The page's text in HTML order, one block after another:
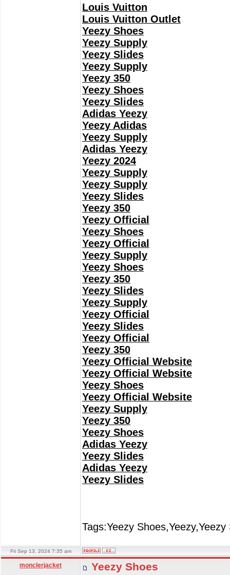
Louis Vuitton
Louis Vuitton Outlet
Yeezy Shoes
Yeezy Supply
Yeezy Slides
Yeezy Supply
Yeezy 350
Yeezy Shoes
Yeezy Slides
Adidas Yeezy
Yeezy Adidas
Yeezy Supply
Adidas Yeezy
Yeezy 2024
Yeezy Supply
Yeezy Supply
Yeezy Slides
Yeezy 350
Yeezy Official
Yeezy Shoes
Yeezy Official
Yeezy Supply
Yeezy Shoes
Yeezy 350
Yeezy Slides
Yeezy Supply
Yeezy Official
Yeezy Slides
Yeezy Official
Yeezy 350
Yeezy Official Website
Yeezy Official Website
Yeezy Shoes
Yeezy Official Website
Yeezy Supply
Yeezy 350
Yeezy Shoes
Adidas Yeezy
Yeezy Slides
Adidas Yeezy
Yeezy Slides
Tags:Yeezy
Fri Sep 13, 2024 7:35 am
monclerjacket Yeezy Shoes